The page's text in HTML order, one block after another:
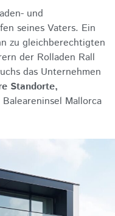
und
seines Vaters. Ein
zu gleichberechtigten
der Rolladen Rall
das Unternehmen
Standorte,
Mallorca